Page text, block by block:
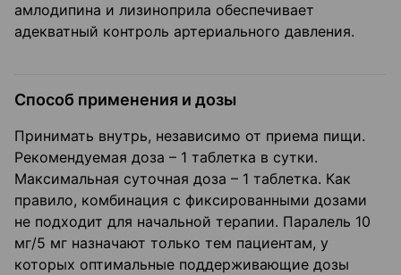
амлодипина и лизиноприла обеспечивает
адекватный контроль артериального давления.
Способ применения и дозы
Принимать внутрь, независимо от приема пищи.
Рекомендуемая доза – 1 таблетка в сутки.
Максимальная суточная доза – 1 таблетка. Как
правило, комбинация с фиксированными дозами
не подходит для начальной терапии. Паралель 10
мг/5 мг назначают только тем пациентам, у
которых оптимальные поддерживающие дозы